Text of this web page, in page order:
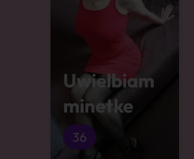
Uwielbiam
minetke
36